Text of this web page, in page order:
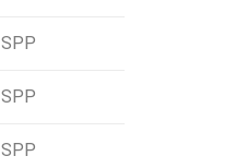
SPP
SPP
SPP